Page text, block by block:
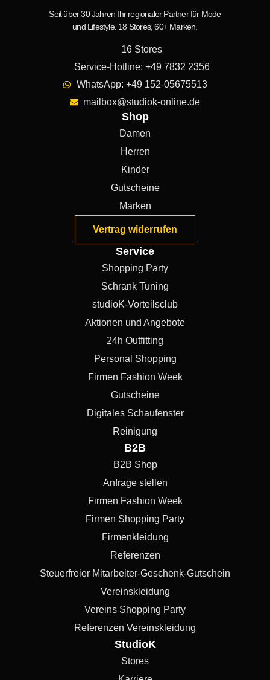
Seit über 30 Jahren Ihr regionaler Partner für Mode
und Lifestyle. 18 Stores, 60+ Marken.
16 Stores
Service-Hotline: +49 7832 2356
WhatsApp: +49 152-05675513
mailbox@studiok-online.de
Shop
Damen
Herren
Kinder
Gutscheine
Marken
Vertrag widerrufen
Service
Shopping Party
Schrank Tuning
studioK-Vorteilsclub
Aktionen und Angebote
24h Outfitting
Personal Shopping
Firmen Fashion Week
Gutscheine
Digitales Schaufenster
Reinigung
B2B
B2B Shop
Anfrage stellen
Firmen Fashion Week
Firmen Shopping Party
Firmenkleidung
Referenzen
Steuerfreier Mitarbeiter-Geschenk-Gutschein
Vereinskleidung
Vereins Shopping Party
Referenzen Vereinskleidung
StudioK
Stores